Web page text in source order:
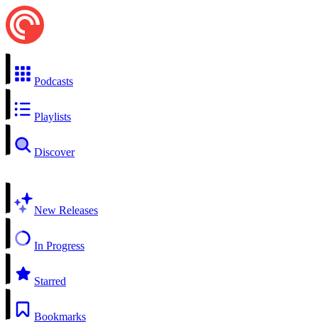
Podcasts
Playlists
Discover
New Releases
In Progress
Starred
Bookmarks